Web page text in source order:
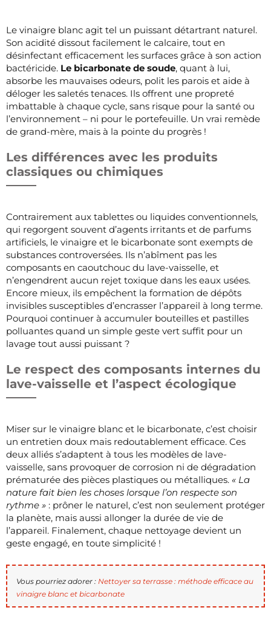
Le vinaigre blanc agit tel un puissant détartrant naturel.
Son acidité dissout facilement le calcaire, tout en
désinfectant efficacement les surfaces grâce à son action
bactéricide. Le bicarbonate de soude, quant à lui,
absorbe les mauvaises odeurs, polit les parois et aide à
déloger les saletés tenaces. Ils offrent une propreté
imbattable à chaque cycle, sans risque pour la santé ou
l’environnement – ni pour le portefeuille. Un vrai remède
de grand-mère, mais à la pointe du progrès !
Les différences avec les produits
classiques ou chimiques
Contrairement aux tablettes ou liquides conventionnels,
qui regorgent souvent d’agents irritants et de parfums
artificiels, le vinaigre et le bicarbonate sont exempts de
substances controversées. Ils n’abîment pas les
composants en caoutchouc du lave-vaisselle, et
n’engendrent aucun rejet toxique dans les eaux usées.
Encore mieux, ils empêchent la formation de dépôts
invisibles susceptibles d’encrasser l’appareil à long terme.
Pourquoi continuer à accumuler bouteilles et pastilles
polluantes quand un simple geste vert suffit pour un
lavage tout aussi puissant ?
Le respect des composants internes du
lave-vaisselle et l’aspect écologique
Miser sur le vinaigre blanc et le bicarbonate, c’est choisir
un entretien doux mais redoutablement efficace. Ces
deux alliés s’adaptent à tous les modèles de lave-
vaisselle, sans provoquer de corrosion ni de dégradation
prématurée des pièces plastiques ou métalliques. « La
nature fait bien les choses lorsque l’on respecte son
rythme » : prôner le naturel, c’est non seulement protéger
la planète, mais aussi allonger la durée de vie de
l’appareil. Finalement, chaque nettoyage devient un
geste engagé, en toute simplicité !
Vous pourriez adorer : Nettoyer sa terrasse : méthode efficace au
vinaigre blanc et bicarbonate